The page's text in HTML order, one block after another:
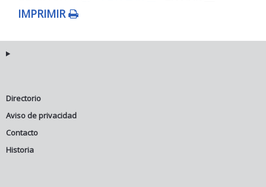
IMPRIMIR
Directorio
Aviso de privacidad
Contacto
Historia